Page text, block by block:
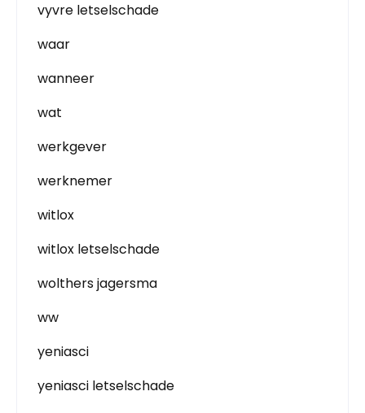
vyvre letselschade
waar
wanneer
wat
werkgever
werknemer
witlox
witlox letselschade
wolthers jagersma
ww
yeniasci
yeniasci letselschade